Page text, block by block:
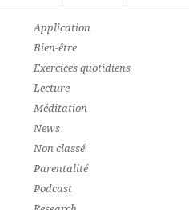
Application
Bien-être
Exercices quotidiens
Lecture
Méditation
News
Non classé
Parentalité
Podcast